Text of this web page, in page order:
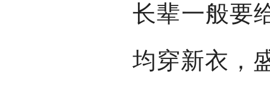
长辈一般要
均穿新衣，